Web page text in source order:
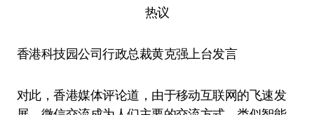
香港科技园公司行政总裁黄克强上台发言
对此，香港媒体评论道，由于移动互联网的飞速发